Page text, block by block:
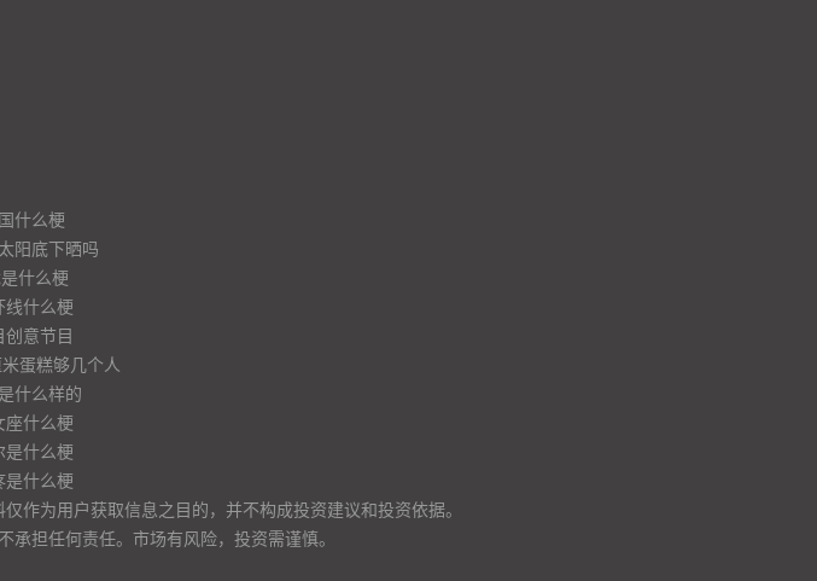
什么梗
阳底下晒吗
什么梗
线什么梗
意节目
蛋糕够几个人
什么样的
座什么梗
是什么梗
是什么梗
作为用户获取信息之目的，并不构成投资建议和投资依据。
担任何责任。市场有风险，投资需谨慎。